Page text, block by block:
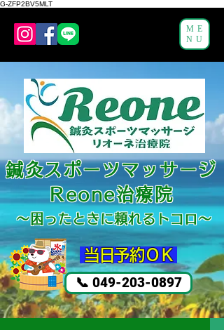
G-ZFP2BV5MLT
鍼灸スポーツマッサージ
Reone治療院
～困ったときに頼れるトコロ～
​ 当日予約ＯＫ
📞 049-203-0897
ME
NU